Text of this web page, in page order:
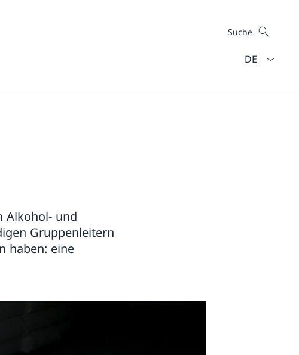
Suche
Suche
Alkohol- und
Gruppenleitern
haben: eine